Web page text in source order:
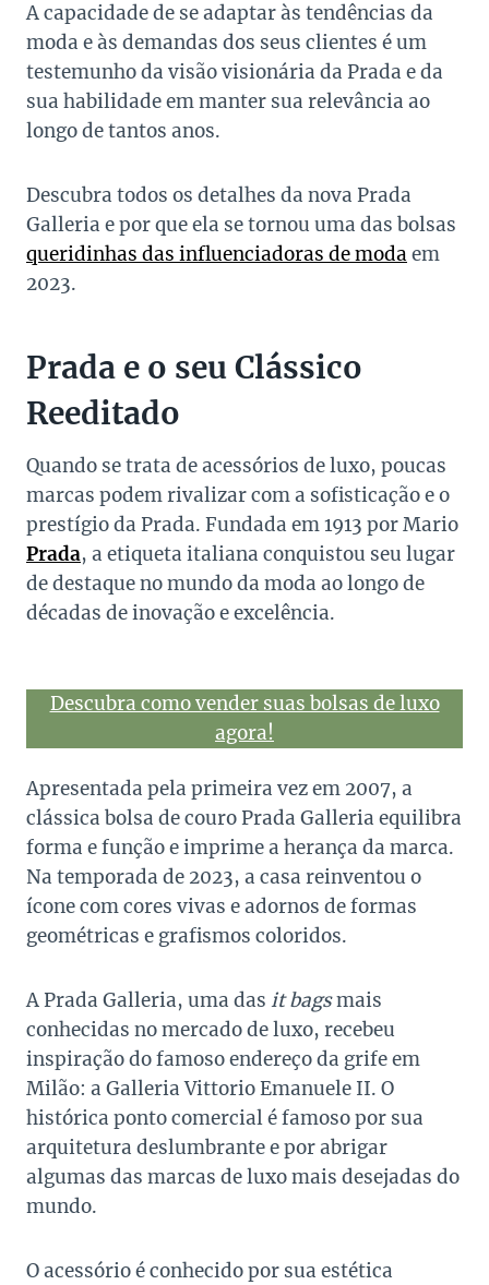
A capacidade de se adaptar às tendências da
moda e às demandas dos seus clientes é um
testemunho da visão visionária da Prada e da
sua habilidade em manter sua relevância ao
longo de tantos anos.
Descubra todos os detalhes da nova Prada
Galleria e por que ela se tornou uma das bolsas
queridinhas das influenciadoras de moda em
2023.
Prada e o seu Clássico
Reeditado
Quando se trata de acessórios de luxo, poucas
marcas podem rivalizar com a sofisticação e o
prestígio da Prada. Fundada em 1913 por Mario
Prada, a etiqueta italiana conquistou seu lugar
de destaque no mundo da moda ao longo de
décadas de inovação e excelência.
Descubra como vender suas bolsas de luxo
agora!
Apresentada pela primeira vez em 2007, a
clássica bolsa de couro Prada Galleria equilibra
forma e função e imprime a herança da marca.
Na temporada de 2023, a casa reinventou o
ícone com cores vivas e adornos de formas
geométricas e grafismos coloridos.
A Prada Galleria, uma das it bagsmais
conhecidas no mercado de luxo, recebeu
inspiração do famoso endereço da grife em
Milão: a Galleria Vittorio Emanuele II. O
histórica ponto comercial é famoso por sua
arquitetura deslumbrante e por abrigar
algumas das marcas de luxo mais desejadas do
mundo.
O acessório é conhecido por sua estética